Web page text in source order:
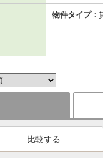
物件タイプ：